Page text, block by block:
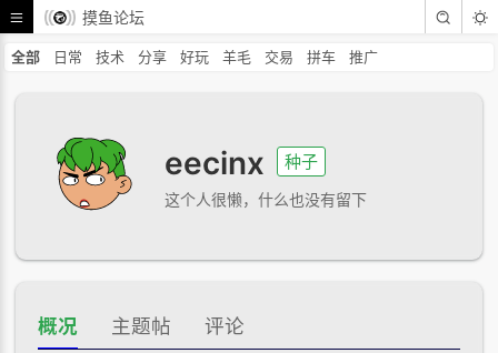
摸鱼论坛
全部 日常 技术 分享 好玩 羊毛 交易 拼车 推广
eecinx 种子
这个人很懒，什么也没有留下
概况 主题帖 评论